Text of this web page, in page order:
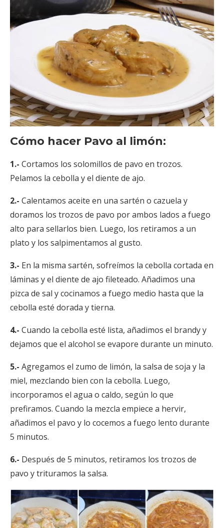
Cómo hacer Pavo al limón:
1.- Cortamos los solomillos de pavo en trozos.
Pelamos la cebolla y el diente de ajo.
2.- Calentamos aceite en una sartén o cazuela y
doramos los trozos de pavo por ambos lados a fuego
alto para sellarlos bien. Luego, los retiramos a un
plato y los salpimentamos al gusto.
3.- En la misma sartén, sofreímos la cebolla cortada en
láminas y el diente de ajo fileteado. Añadimos una
pizca de sal y cocinamos a fuego medio hasta que la
cebolla esté dorada y tierna.
4.- Cuando la cebolla esté lista, añadimos el brandy y
dejamos que el alcohol se evapore durante un minuto.
5.- Agregamos el zumo de limón, la salsa de soja y la
miel, mezclando bien con la cebolla. Luego,
incorporamos el agua o caldo, según lo que
prefiramos. Cuando la mezcla empiece a hervir,
añadimos el pavo y lo cocemos a fuego lento durante
5 minutos.
6.- Después de 5 minutos, retiramos los trozos de
pavo y trituramos la salsa.